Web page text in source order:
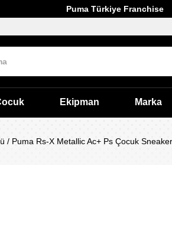
Puma Türkiye Franchise
Ekipman Marka
/ Puma Rs-X Metallic Ac+ Ps Çocuk